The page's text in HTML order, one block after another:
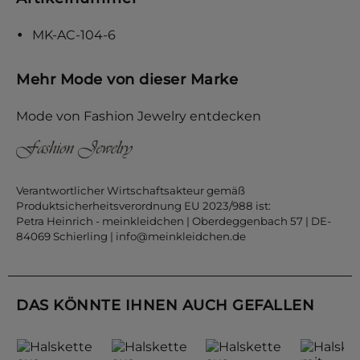
MK-AC-104-6
Mehr Mode von dieser Marke
Mode von Fashion Jewelry entdecken
Verantwortlicher Wirtschaftsakteur gemäß
Produktsicherheitsverordnung EU 2023/988 ist:
Petra Heinrich - meinkleidchen | Oberdeggenbach 57 | DE-
84069 Schierling | info@meinkleidchen.de
DAS KÖNNTE IHNEN AUCH GEFALLEN